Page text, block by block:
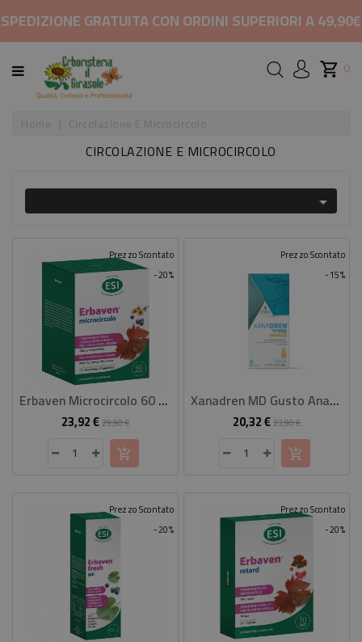
SPEDIZIONE GRATUITA CON ORDINI SUPERIORI A 49,90€
CATEGORIA
HOME
COSMETICI
ALIMENTAZIONE
INTEGRATORI
CASA
CONTATTACI
0
CIRCOLAZIONE E MICROCIRCOLO

-20%
Prezzo Scontato
Erbaven Microcircolo 60 Compresse
23,92 €Prezzo
base
29,90 €Prezzo
-15%
Prezzo Scontato
Xanadren MD Gusto Ananas 300 Ml
20,32 €Prezzo
base
23,90 €Prezzo
-20%
Prezzo Scontato
-20%
Prezzo Scontato